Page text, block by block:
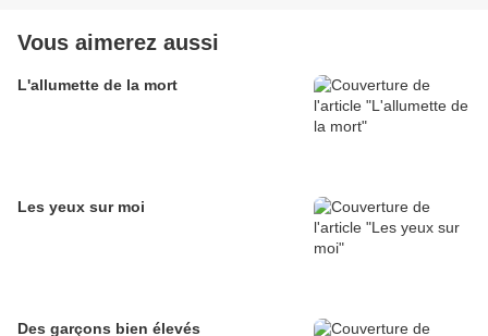
Vous aimerez aussi
L'allumette de la mort
Les yeux sur moi
Des garçons bien élevés